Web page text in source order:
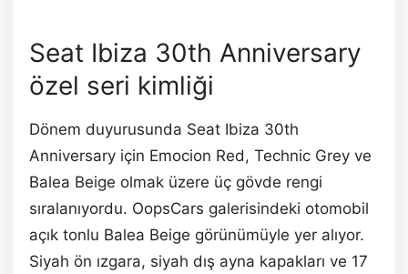
Seat Ibiza 30th Anniversary
özel seri kimliği
Dönem duyurusunda Seat Ibiza 30th
Anniversary için Emocion Red, Technic Grey ve
Balea Beige olmak üzere üç gövde rengi
sıralanıyordu. OopsCars galerisindeki otomobil
açık tonlu Balea Beige görünümüyle yer alıyor.
Siyah ön ızgara, siyah dış ayna kapakları ve 17